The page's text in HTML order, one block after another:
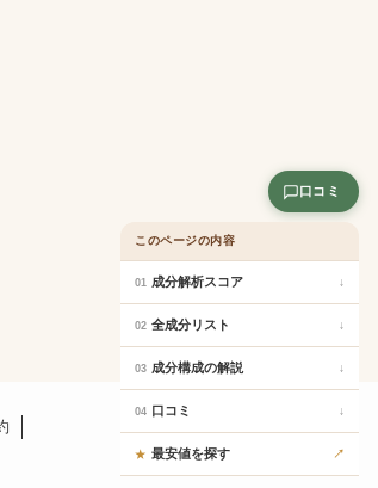
口コミ
このページの内容
01 成分解析スコア ↓
02 全成分リスト ↓
03 成分構成の解説 ↓
04 口コミ ↓
★ 最安値を探す ↗